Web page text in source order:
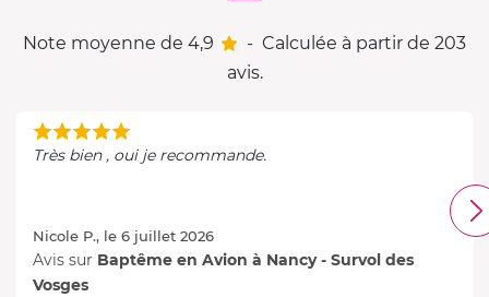
Note moyenne de 4,9 - Calculée à partir de 203
avis.
Très bien , oui je recommande.
Nicole P., le 6 juillet 2026
Avis sur Baptême en Avion à Nancy - Survol des
Vosges